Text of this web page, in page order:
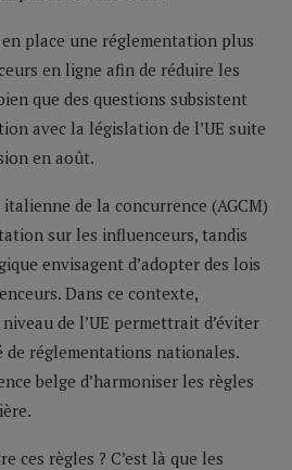
place une réglementation plus
en ligne afin de réduire les
que des questions subsistent
avec la législation de l’UE suite
en août.
de la concurrence (AGCM)
sur les influenceurs, tandis
envisagent d’adopter des lois
Dans ce contexte,
de l’UE permettrait d’éviter
de réglementations nationales.
belge d’harmoniser les règles
ces règles ? C’est là que les